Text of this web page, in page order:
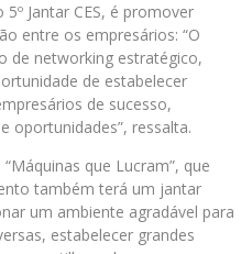
Jantar CES, é promover
entre os empresários: “O
de networking estratégico,
de estabelecer
de sucesso,
oportunidades”, ressalta.
que Lucram”, que
também terá um jantar
um ambiente agradável para
estabelecer grandes